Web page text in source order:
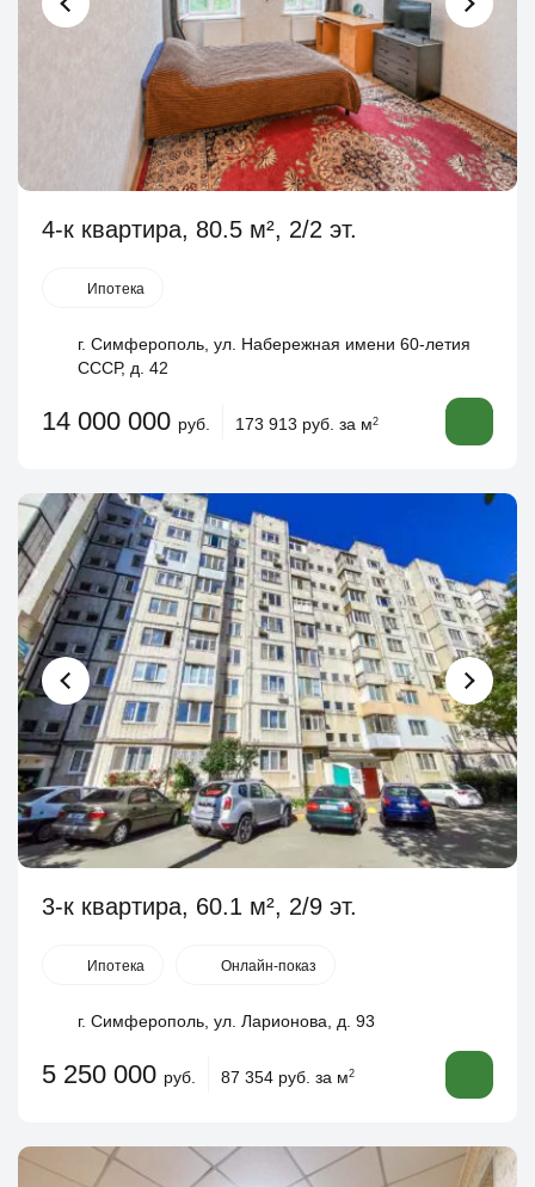
4-к квартира, 80.5 м², 2/2 эт.
Ипотека
г. Симферополь, ул. Набережная имени 60-летия
СССР, д. 42
14 000 000 руб. 173 913 руб. за м2
3-к квартира, 60.1 м², 2/9 эт.
Ипотека Онлайн-показ
г. Симферополь, ул. Ларионова, д. 93
5 250 000 руб. 87 354 руб. за м2